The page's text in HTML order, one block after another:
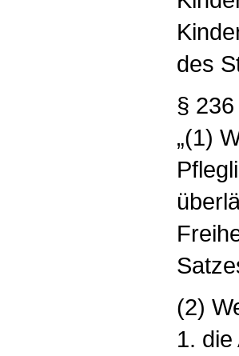
des
§
„(1)
(2)
1.